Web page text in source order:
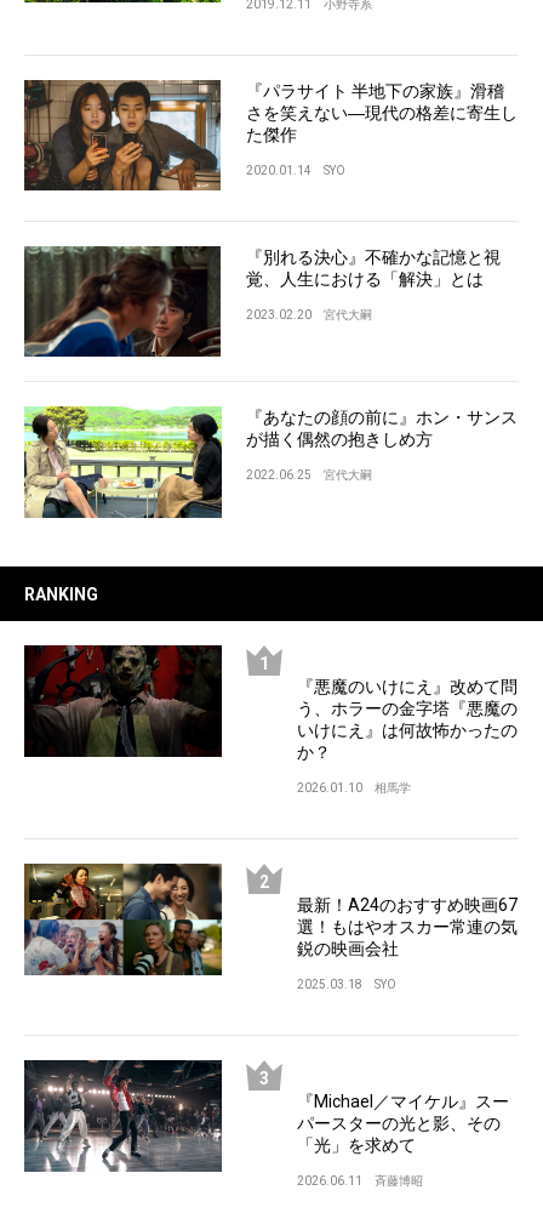
2019.12.11 小野寺系
『パラサイト 半地下の家族』滑稽
さを笑えない―現代の格差に寄生し
た傑作
2020.01.14 SYO
『別れる決心』不確かな記憶と視
覚、人生における「解決」とは
2023.02.20 宮代大嗣
『あなたの顔の前に』ホン・サンス
が描く偶然の抱きしめ方
2022.06.25 宮代大嗣
RANKING
『悪魔のいけにえ』改めて問
う、ホラーの金字塔『悪魔の
いけにえ』は何故怖かったの
か？
2026.01.10 相馬学
最新！A24のおすすめ映画67
選！もはやオスカー常連の気
鋭の映画会社
2025.03.18 SYO
『Michael／マイケル』スー
パースターの光と影、その
「光」を求めて
2026.06.11 斉藤博昭